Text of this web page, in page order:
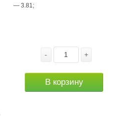
—3.81 ;
- +
В корзину